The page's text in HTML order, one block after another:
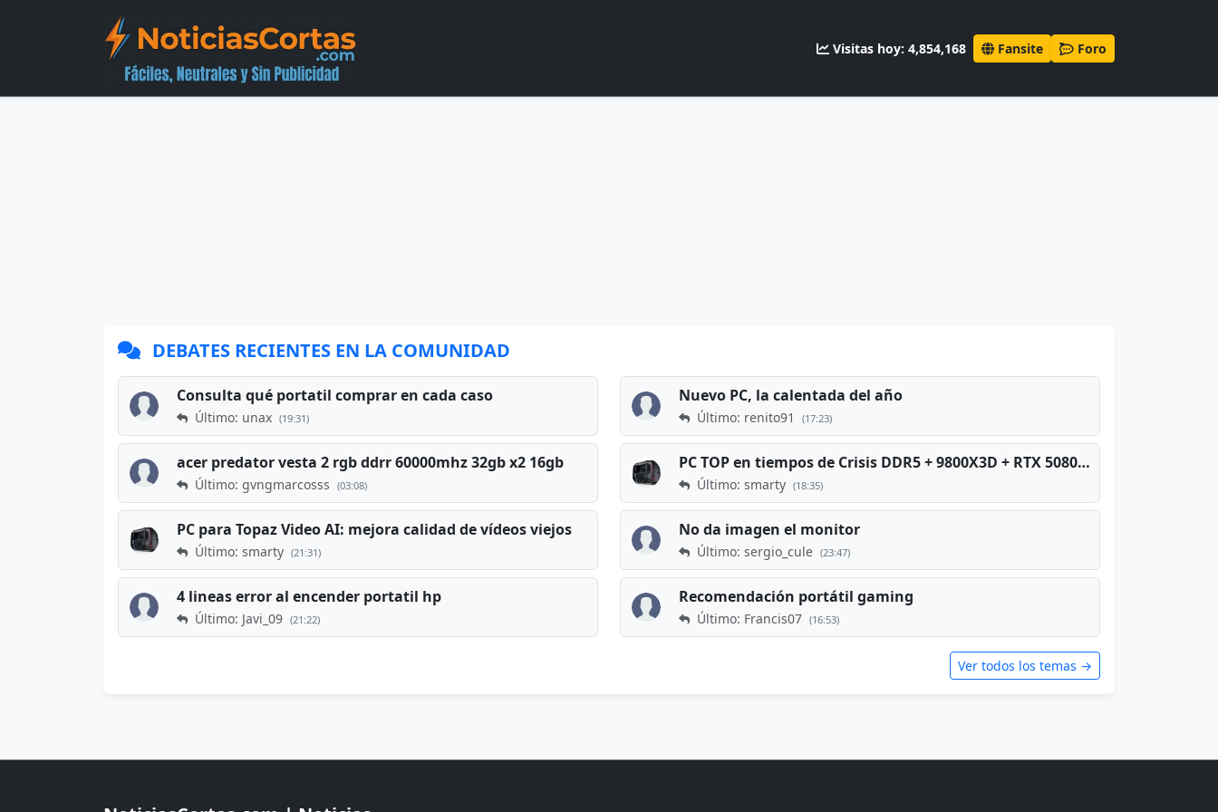
Visitas hoy: 4,854,168 Fansite Foro
DEBATES RECIENTES EN LA COMUNIDAD
Consulta qué portatil comprar en cada caso
Último: unax (19:31)
Nuevo PC, la calentada del año
Último: renito91 (17:23)
acer predator vesta 2 rgb ddrr 60000mhz 32gb x2 16gb
Último: gvngmarcosss (03:08)
PC TOP en tiempos de Crisis DDR5 + 9800X3D + RTX 5080 [2026][2400€]
Último: smarty (18:35)
PC para Topaz Video AI: mejora calidad de vídeos viejos
Último: smarty (21:31)
No da imagen el monitor
Último: sergio_cule (23:47)
4 lineas error al encender portatil hp
Último: Javi_09 (21:22)
Recomendación portátil gaming
Último: Francis07 (16:53)
Ver todos los temas →